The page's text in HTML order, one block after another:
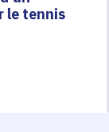
le tennis